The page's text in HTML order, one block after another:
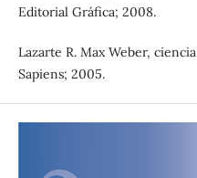
Editorial Gráfica; 2008.
Lazarte R. Max Weber,
Sapiens; 2005.